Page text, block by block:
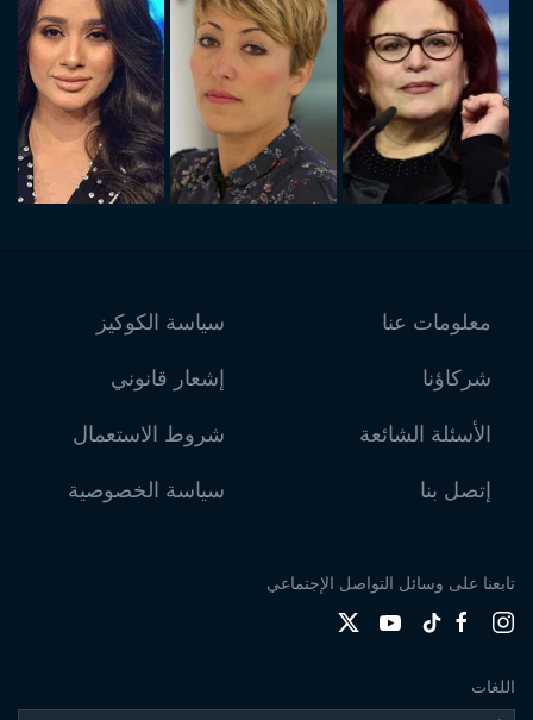
معلومات عنا
شركاؤنا
الأسئلة الشائعة
إتصل بنا
سياسة الكوكيز
إشعار قانوني
شروط الاستعمال
سياسة الخصوصية
تابعنا على وسائل التواصل الإجتماعي
اللغات